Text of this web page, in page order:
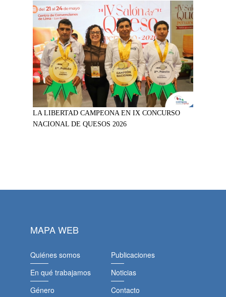
LA LIBERTAD CAMPEONA EN IX CONCURSO
NACIONAL DE QUESOS 2026
MAPA WEB
Quiénes somos
En qué trabajamos
Género
Publicaciones
Noticias
Contacto